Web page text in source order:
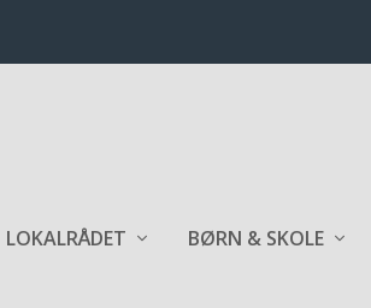
LOKALRÅDET BØRN & SKOLE